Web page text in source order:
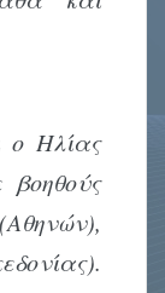
ο Ηλίας